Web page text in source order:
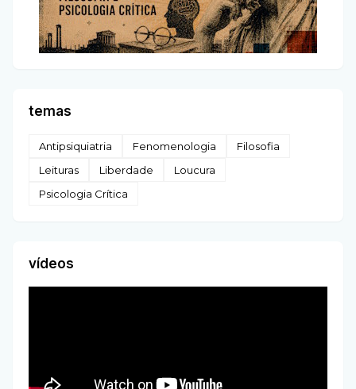
temas
Antipsiquiatria Fenomenologia
Filosofia
Leituras
Liberdade
Loucura
Psicologia Crítica
vídeos